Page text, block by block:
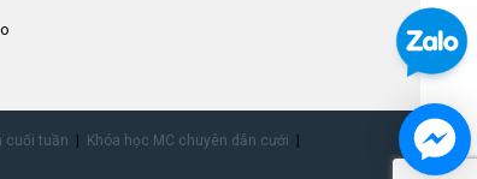
cuối tuần
Khóa học MC chuyên dẫn cưới